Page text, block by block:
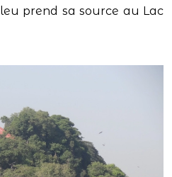
prend sa source au Lac